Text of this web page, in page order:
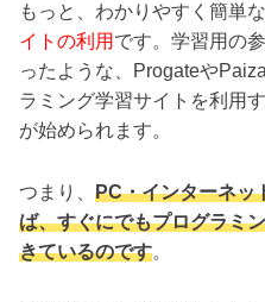
もっと、わかりやすく簡単
イトの利用 です。学習用の
ったような、Progateや
ラミング学習サイトを利用
が始められます。
つまり、 PC・インターネッ
ば、すぐにでもプログラミ
きているのです。